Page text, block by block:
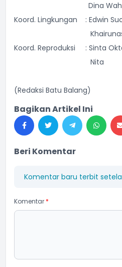
Dina Wahyu
Koord. Lingkungan : Edwin
Khairunas
Koord. Reproduksi : Sinta
Nita
(Redaksi Batu Balang)
Bagikan Artikel Ini
Beri Komentar
Komentar baru terbit
Komentar *